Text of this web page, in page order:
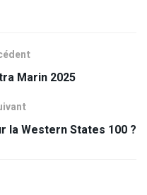
Marin 2025
la Western States 100 ?